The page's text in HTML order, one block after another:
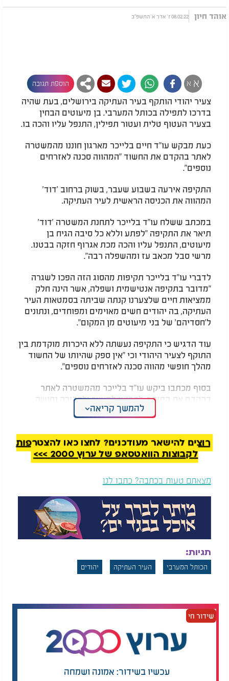
אוהד חיון 08.02.22 ז' אדר א' התשפ"ב
א א הוספת תגובה
צעיר יהודי הותקף בעיר העתיקה בירושלים, בעת שהיה
בדרכו לתפילה בכותל המערבי. בן מיעוטים הבחין
בצעיר העטוף טלית ועטור תפילין, התנפל עליו והכה בו.
כעת מבקש עו"ד חיים בלייכר מארגון חוננו מהמשטרה
לאתר בהקדם את החשוד "המהווה סכנה לאזרחים
נוספים".
התקיפה אירעה בשבוע שעבר, בשוק ברחוב 'דוד'
המהווה את הכניסה הראשית לעיר העתיקה.
במכתב ששלח עו"ד בלייכר לתחנת המשטרה 'דוד'
תיאר את התקיפה "לפתע וללא כל סיבה הגיח בן
מיעוטים, התנפל עליו והכה מכת אגרוף חזקה בבטנו.
מרשי סבל מכאב עז ומהשפלה רבה".
לדברי עו"ד בלייכר תקיפות מהסוג הזה הפכו לשגרה
"מדובר בתקיפה אנטישמית ושפלה, אשר הינה חלק
ממציאות חיים שלצערנו קנתה שביתה בסמטאות העיר
העתיקה, בה יהודים חשים מאוימים ומפוחדים, ונתונים
ל'חסדיהם' של בני מיעוטים מן המקום".
עוד הדגיש כי התקיפה נעשתה ללא היכרות מוקדמת בין
התוקף לצעיר היהודי וכי "אין ספק שהיותו של החשוד
מהלך חופשי מהווה סכנה לאזרחים נוספים".
בסוף מכתבו ביקש עו"ד בלייכר מהמשטרה לאתר
בהקדם את התוקף, להביאו למעצר ולחקירה נחושה,
ולהגיש נגדו כתב אישום בגין מעשה טרור של תקיפה
להמשך קריאה
רוצים להישאר מעודכנים? לחצו כאן להצטרפות
לקבוצות הוואטסאפ של ערוץ 2000 >>>
מצאתם טעות בכתבה? כתבו לנו
תגיות:
הכותל המערבי העיר העתיקה יהודים
שידור חי
עכשיו בשידור: אמונה ושמחה